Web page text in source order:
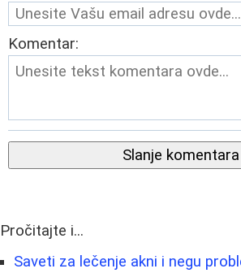
Komentar:
Slanje komentara
Pročitajte i...
Saveti za lečenje akni i negu